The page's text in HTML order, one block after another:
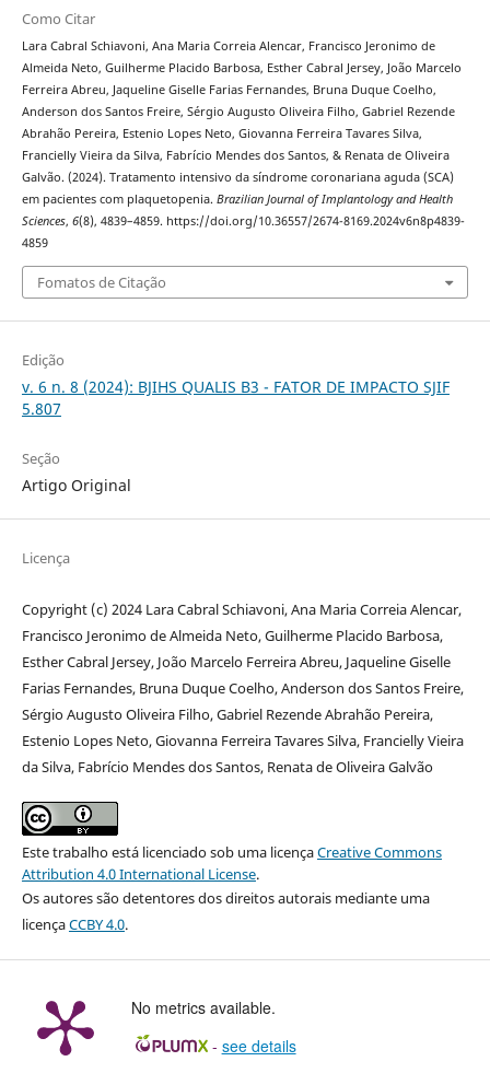
Como Citar
Lara Cabral Schiavoni, Ana Maria Correia Alencar, Francisco Jeronimo de
Almeida Neto, Guilherme Placido Barbosa, Esther Cabral Jersey, João Marcelo
Ferreira Abreu, Jaqueline Giselle Farias Fernandes, Bruna Duque Coelho,
Anderson dos Santos Freire, Sérgio Augusto Oliveira Filho, Gabriel Rezende
Abrahão Pereira, Estenio Lopes Neto, Giovanna Ferreira Tavares Silva,
Francielly Vieira da Silva, Fabrício Mendes dos Santos, & Renata de Oliveira
Galvão. (2024). Tratamento intensivo da síndrome coronariana aguda (SCA)
em pacientes com plaquetopenia. Brazilian Journal of Implantology and Health
Sciences, 6(8), 4839–4859. https://doi.org/10.36557/2674-8169.2024v6n8p4839-
4859
Fomatos de Citação
Edição
v. 6 n. 8 (2024): BJIHS QUALIS B3 - FATOR DE IMPACTO SJIF
5.807
Seção
Artigo Original
Licença
Copyright (c) 2024 Lara Cabral Schiavoni, Ana Maria Correia Alencar,
Francisco Jeronimo de Almeida Neto, Guilherme Placido Barbosa,
Esther Cabral Jersey, João Marcelo Ferreira Abreu, Jaqueline Giselle
Farias Fernandes, Bruna Duque Coelho, Anderson dos Santos Freire,
Sérgio Augusto Oliveira Filho, Gabriel Rezende Abrahão Pereira,
Estenio Lopes Neto, Giovanna Ferreira Tavares Silva, Francielly Vieira
da Silva, Fabrício Mendes dos Santos, Renata de Oliveira Galvão
Este trabalho está licenciado sob uma licençaCreative Commons
Attribution 4.0 International License.
Os autores são detentores dos direitos autorais mediante uma
licençaCCBY 4.0.
No metrics available.
- see details